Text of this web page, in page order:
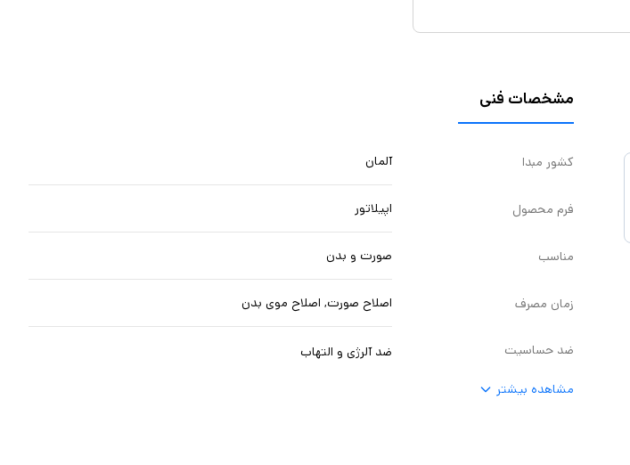
مشخصات فنی
کشور مبدا آلمان
فرم محصول اپیلاتور
مناسب صورت و بدن
زمان مصرف اصلاح صورت, اصلاح موی بدن
ضد حساسیت ضد آلرژی و التهاب
مشاهده بیشتر